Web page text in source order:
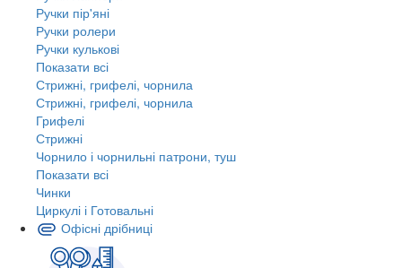
Ручки пір'яні
Ручки ролери
Ручки кулькові
Показати всі
Стрижні, грифелі, чорнила
Стрижні, грифелі, чорнила
Грифелі
Стрижні
Чорнило і чорнильні патрони, туш
Показати всі
Чинки
Циркулі і Готовальні
Офісні дрібниці